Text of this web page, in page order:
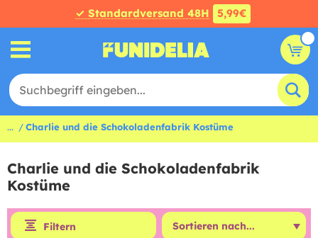
✓ Standardversand 48H 5,99€
... Charlie und die Schokoladenfabrik Kostüme
Charlie und die Schokoladenfabrik
Kostüme
Filtern